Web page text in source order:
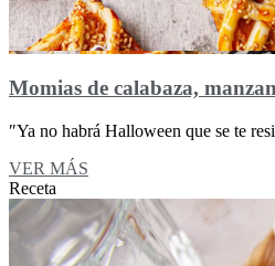
Momias de calabaza,
″Ya no habrá Halloween que se te
VER MÁS
Receta